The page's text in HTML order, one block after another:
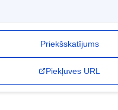
Priekšskatījums
Piekļuves URL